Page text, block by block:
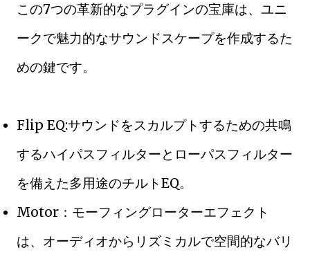
この7つの革新的なプラグインの宝庫は、ユニ
ークで魅力的なサウンドスケープを作成するた
めの鍵です。
Flip EQ:サウンドをスカルプトするための共鳴
するハイパスフィルターとローパスフィルター
を備えた多用途のチルトEQ。
Motor：モーフィングローターエフェクト
は、オーディオからリズミカルで空間的なバリ